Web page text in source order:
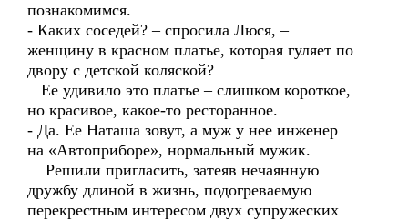
познакомимся.
- Каких соседей? – спросила Люся, –
женщину в красном платье, которая гуляет по
двору с детской коляской?
Ее удивило это платье – слишком короткое,
но красивое, какое-то ресторанное.
- Да. Ее Наташа зовут, а муж у нее инженер
на «Автоприборе», нормальный мужик.
Решили пригласить, затеяв нечаянную
дружбу длиной в жизнь, подогреваемую
перекрестным интересом двух супружеских